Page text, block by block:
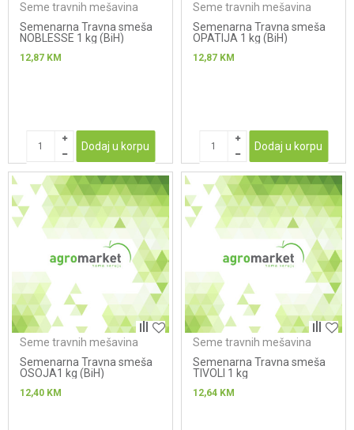
Seme travnih mešavina
Semenarna Travna smeša
NOBLESSE 1 kg (BiH)
12,87 KM
Dodaj u korpu
Seme travnih mešavina
Semenarna Travna smeša
OPATIJA 1 kg (BiH)
12,87 KM
Dodaj u korpu
Seme travnih mešavina
Semenarna Travna smeša
OSOJA1 kg (BiH)
12,40 KM
Seme travnih mešavina
Semenarna Travna smeša
TIVOLI 1 kg
12,64 KM